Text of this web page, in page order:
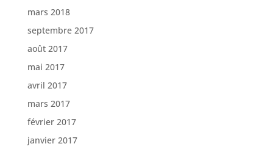
mars 2018
septembre 2017
août 2017
mai 2017
avril 2017
mars 2017
février 2017
janvier 2017